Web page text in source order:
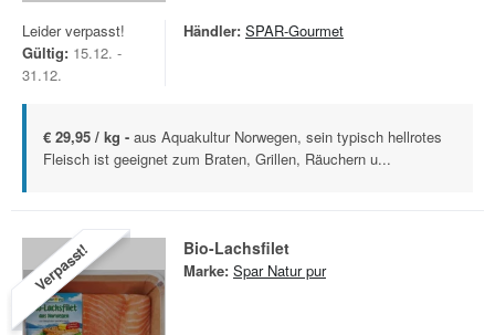
Leider verpasst!
Gültig: 15.12. -
31.12.
Händler: SPAR-Gourmet
€ 29,95 / kg - aus Aquakultur Norwegen, sein typisch hellrotes
Fleisch ist geeignet zum Braten, Grillen, Räuchern u...
Verpasst! Bio-Lachsfilet
Marke: Spar Natur pur